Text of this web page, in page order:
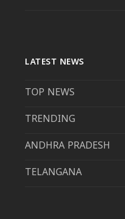
LATEST NEWS
TOP NEWS
TRENDING
ANDHRA PRADESH
TELANGANA